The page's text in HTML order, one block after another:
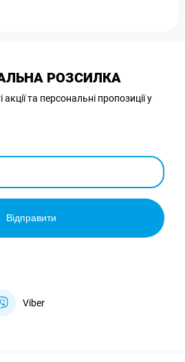
РОЗСИЛКА
акції та персональні пропозиції у
Відправити
Viber